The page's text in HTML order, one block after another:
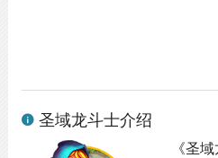
圣域龙斗士介绍
《圣